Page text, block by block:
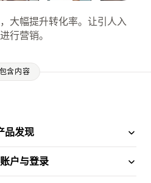
大幅提升转化率。让引人入
行营销。
包含内容
品发现
户与登录